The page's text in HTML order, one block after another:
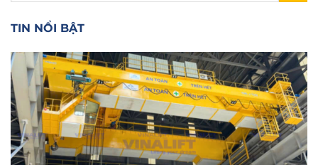
TIN NỔI BẬT